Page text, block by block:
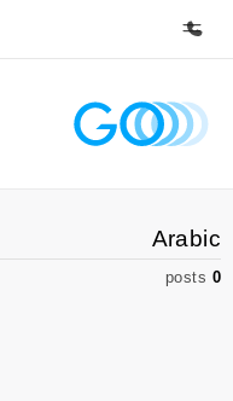
الصفحة الرئيسية
شاهد كل ما نقوم به
مكاتب
Arabic
0
posts